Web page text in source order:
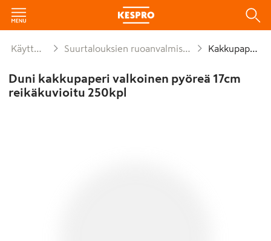
Käyttötavara Suurtalouksien ruoanvalmistusmateriaalit Kakkupaperit
Duni kakkupaperi valkoinen pyöreä 17cm
reikäkuvioitu 250kpl